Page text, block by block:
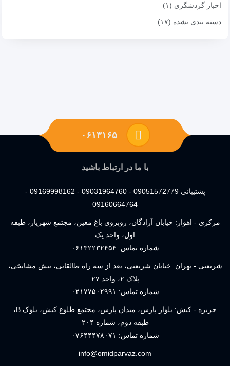
اخبار گردشگری (۱)
دسته بندی نشده (۱۷)
۰۶۱۳۱۶۵
با ما در ارتباط باشید
پشتیبانی 09051572779 - 09031964760 - 09169998162 -
09160664764
مرکزی - اهواز: خیابان آزادگان، روبروی باغ معین، مجتمع شهریار، طبقه
اول، واحد یک
شماره تماس: ۰۶۱۳۲۲۳۲۴۵۴
شریعتی - تهران: خیابان شریعتی، بعد از سه راه طالقانی، نبش مشایخی،
پلاک ۲، واحد ۲۷
شماره تماس: ۰۲۱۷۷۵۰۲۹۹۱
جزیره - کیش: بلوار پارس، میدان پارس، مجتمع طلوع کیش، بلوک B،
طبقه دوم، شماره ۲۰۴
شماره تماس: ۰۷۶۴۴۴۷۸۰۷۱
info@omidparvaz.com